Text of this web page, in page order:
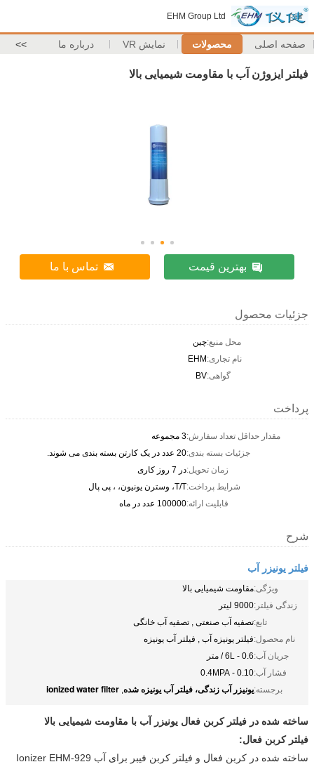
EHM Group Ltd
صفحه اصلی محصولات نمایش VR درباره ما >>
فیلتر ایزوژن آب با مقاومت شیمیایی بالا
بهترین قیمت تماس با ما
جزئیات محصول
محل منبع:چین
نام تجاری:EHM
گواهی:BV
پرداخت
مقدار حداقل تعداد سفارش:3 مجموعه
جزئیات بسته بندی:20 عدد در یک کارتن بسته بندی می شوند.
زمان تحویل:در 7 روز کاری
شرایط پرداخت:T/T، وسترن یونیون، ، پی پال
قابلیت ارائه:100000 عدد در ماه
شرح
فیلتر یونیزر آب
ویژگی:مقاومت شیمیایی بالا
زندگی فیلتر:9000 لیتر
تابع:تصفیه آب صنعتی , تصفیه آب خانگی
نام محصول:فیلتر یونیزه آب , فیلتر آب یونیزه
جریان آب:0.6 - 6L / متر
فشار آب:0.10 - 0.4MPA
برجسته:یونیزر آب زندگی، فیلتر آب یونیزه شده,
ionized water filter
ساخته شده در فیلتر کربن فعال یونیزر آب با مقاومت شیمیایی بالا
فیلتر کربن فعال:
ساخته شده در کربن فعال و فیلتر کربن فیبر برای آب Ionizer EHM-929